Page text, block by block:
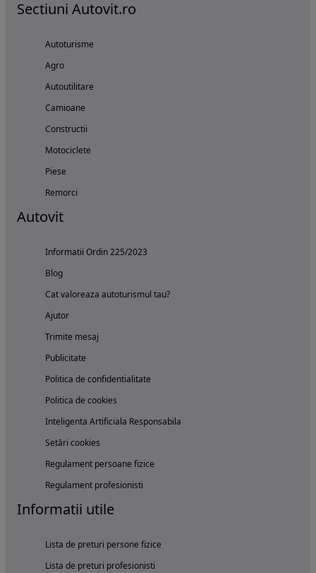
Sectiuni Autovit.ro
Autoturisme
Agro
Autoutilitare
Camioane
Constructii
Motociclete
Piese
Remorci
Autovit
Informatii Ordin 225/2023
Blog
Cat valoreaza autoturismul tau?
Ajutor
Trimite mesaj
Publicitate
Politica de confidentialitate
Politica de cookies
Inteligenta Artificiala Responsabila
Setări cookies
Regulament persoane fizice
Regulament profesionisti
Informatii utile
Lista de preturi persone fizice
Lista de preturi profesionisti